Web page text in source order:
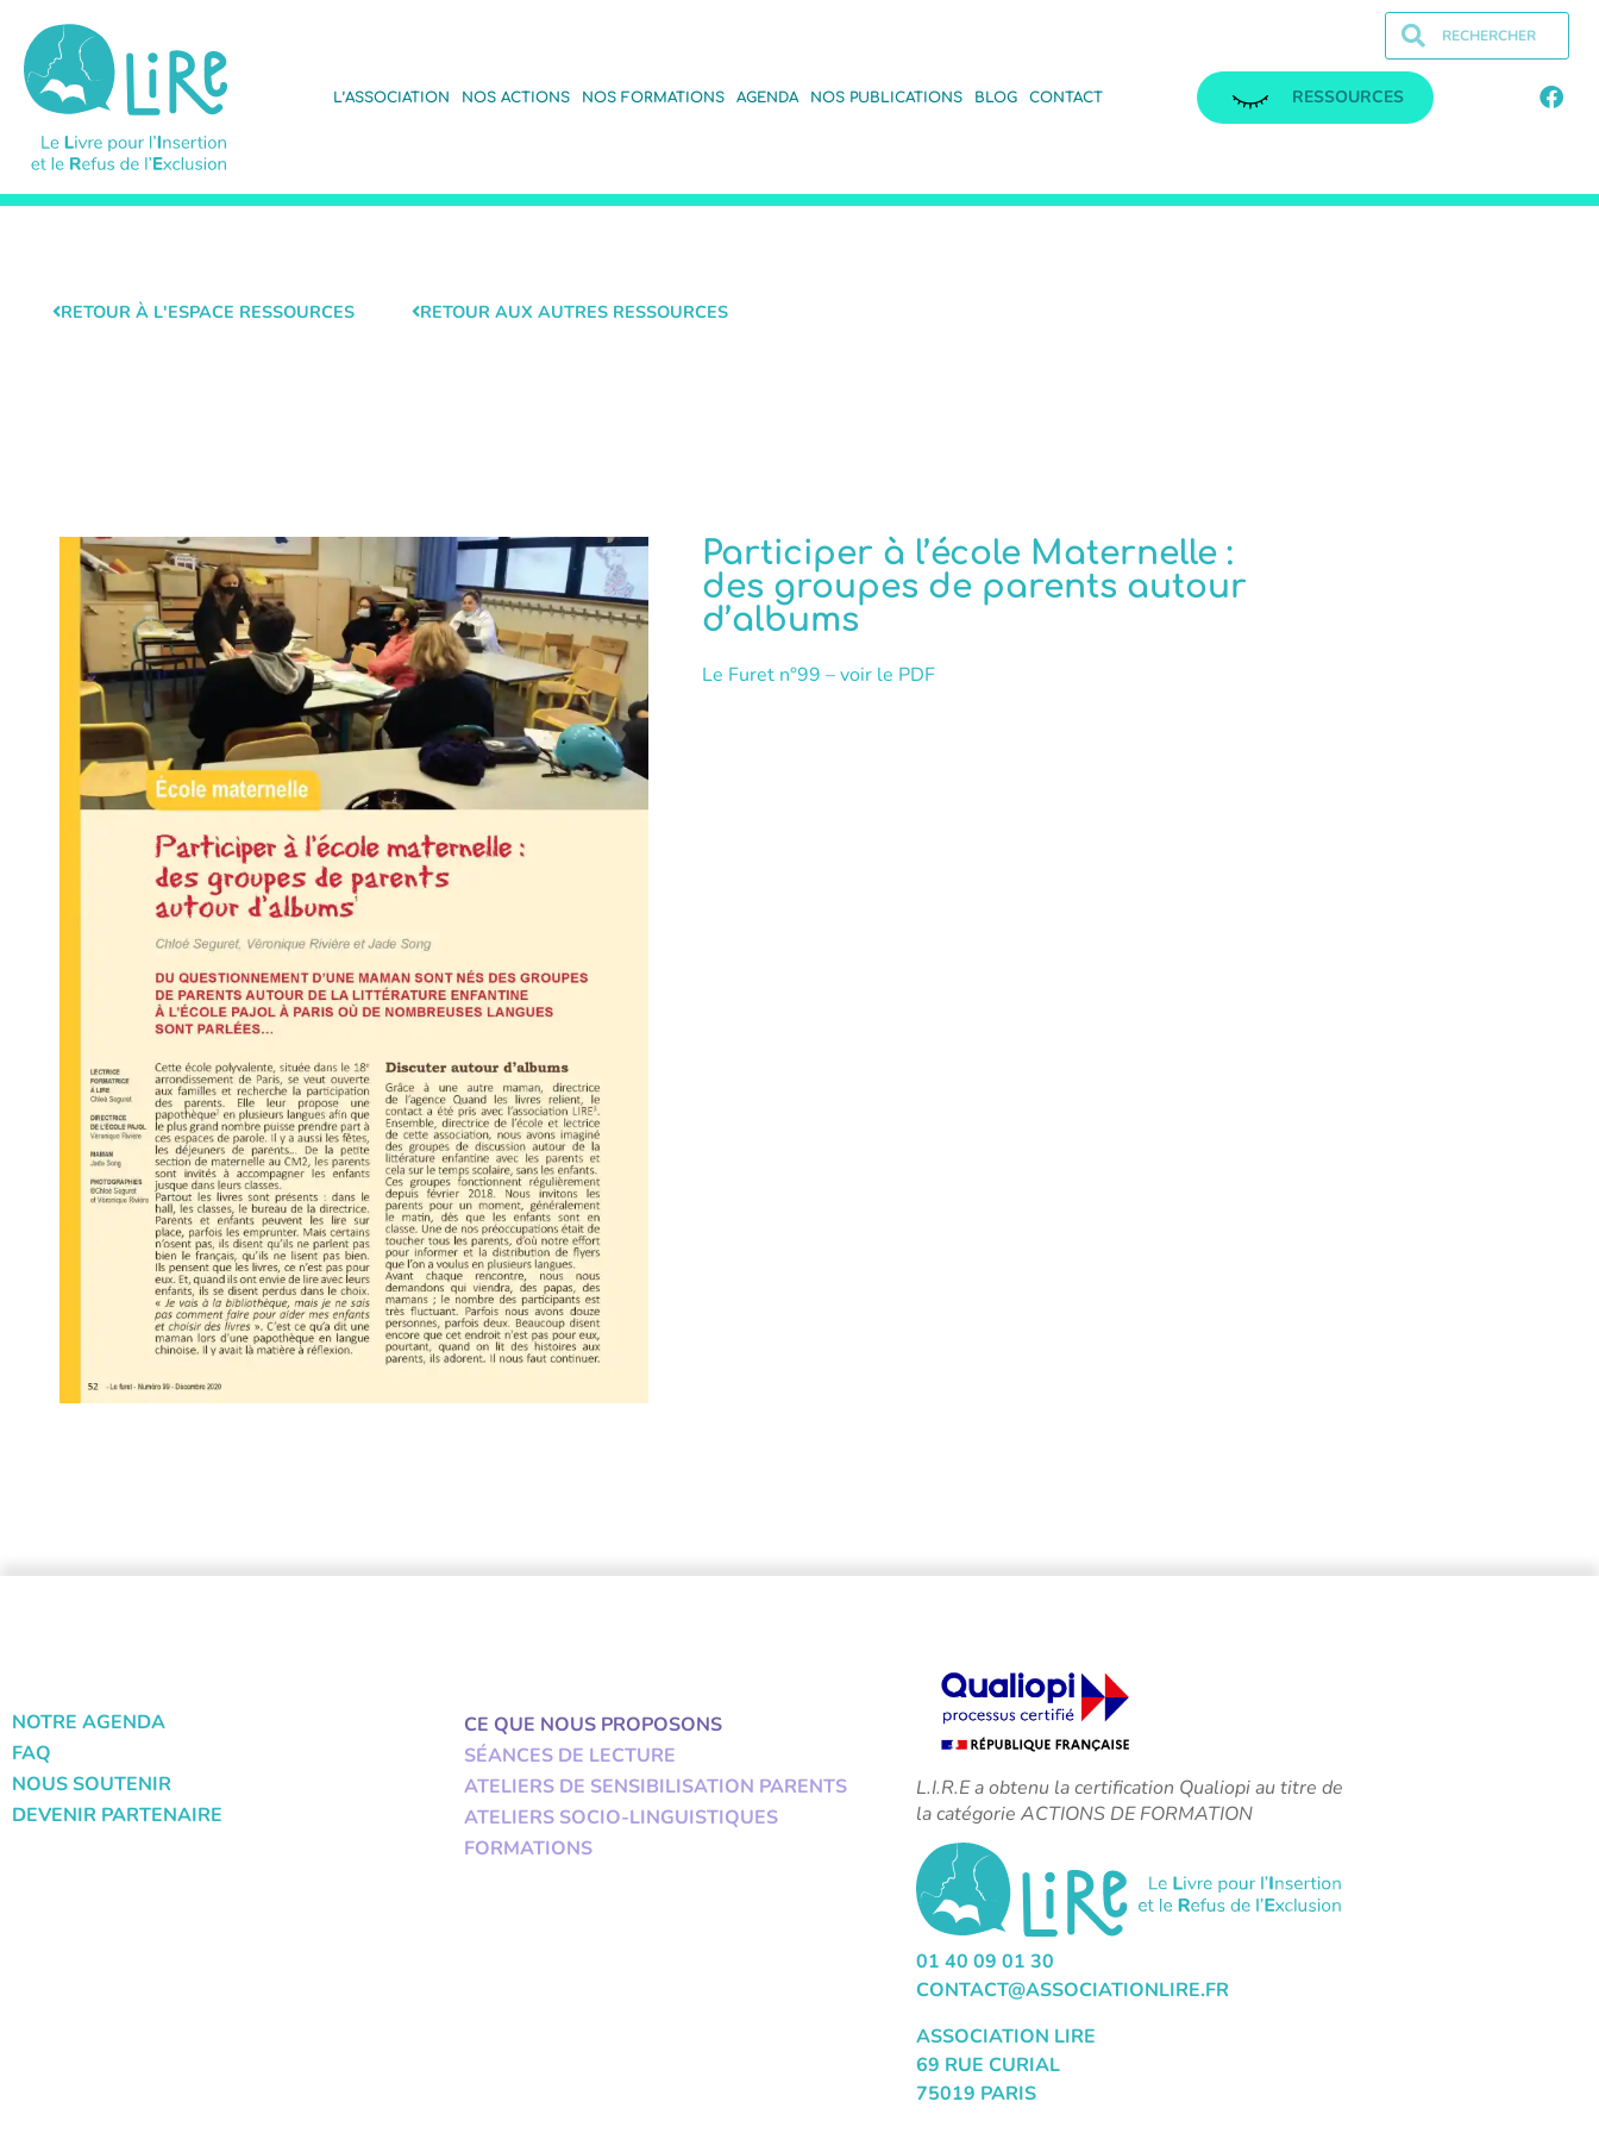
L’ASSOCIATION NOS ACTIONS NOS FORMATIONS AGENDA NOS PUBLICATIONS BLOG CONTACT RESSOURCES
RETOUR À L'ESPACE RESSOURCES RETOUR AUX AUTRES RESSOURCES
Participer à l’école Maternelle :
des groupes de parents autour
d’albums
Le Furet n°99 – voir le PDF
NOTRE AGENDA
FAQ
NOUS SOUTENIR
DEVENIR PARTENAIRE
CE QUE NOUS PROPOSONS
SÉANCES DE LECTURE
ATELIERS DE SENSIBILISATION PARENTS
ATELIERS SOCIO-LINGUISTIQUES
FORMATIONS
L.I.R.E a obtenu la certification Qualiopi au titre de
la catégorie ACTIONS DE FORMATION
01 40 09 01 30
CONTACT@ASSOCIATIONLIRE.FR
ASSOCIATION LIRE
69 RUE CURIAL
75019 PARIS